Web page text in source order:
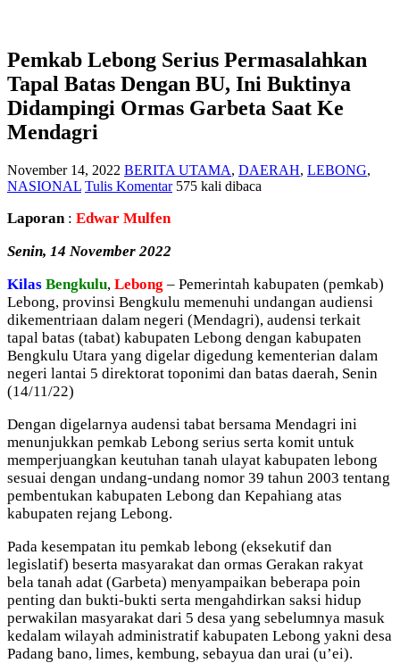
Pemkab Lebong Serius Permasalahkan
Tapal Batas Dengan BU, Ini Buktinya
Didampingi Ormas Garbeta Saat Ke
Mendagri
November 14, 2022 BERITA UTAMA, DAERAH, LEBONG,
NASIONAL Tulis Komentar 575 kali dibaca
Laporan : Edwar Mulfen
Senin, 14 November 2022
Kilas Bengkulu, Lebong – Pemerintah kabupaten (pemkab)
Lebong, provinsi Bengkulu memenuhi undangan audiensi
dikementriaan dalam negeri (Mendagri), audensi terkait
tapal batas (tabat) kabupaten Lebong dengan kabupaten
Bengkulu Utara yang digelar digedung kementerian dalam
negeri lantai 5 direktorat toponimi dan batas daerah, Senin
(14/11/22)
Dengan digelarnya audensi tabat bersama Mendagri ini
menunjukkan pemkab Lebong serius serta komit untuk
memperjuangkan keutuhan tanah ulayat kabupaten lebong
sesuai dengan undang-undang nomor 39 tahun 2003 tentang
pembentukan kabupaten Lebong dan Kepahiang atas
kabupaten rejang Lebong.
Pada kesempatan itu pemkab lebong (eksekutif dan
legislatif) beserta masyarakat dan ormas Gerakan rakyat
bela tanah adat (Garbeta) menyampaikan beberapa poin
penting dan bukti-bukti serta mengahdirkan saksi hidup
perwakilan masyarakat dari 5 desa yang sebelumnya masuk
kedalam wilayah administratif kabupaten Lebong yakni desa
Padang bano, limes, kembung, sebayua dan urai (u’ei).